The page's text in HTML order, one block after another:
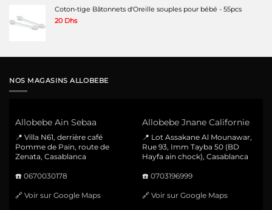
Coton-tige Bâtonnets d'Oreille souples pour bébé - 55pcs
20 Dhs
NOS MAGASINS ALLOBEBE
Allobebe Ain Sebaa
📍 Villa N61, derrière café
Pomme de Pain, route de
Zenata, Casablanca
☎️ 0670030178
🔗 Voir sur Google Maps
Allobebe Jnane Californie
📍 Lot Assakane Al Mounawar,
Rue 93, Imm Tayba 50 (BD
Hayfa ain chock), Casablanca
☎️ 0703196999
🔗 Voir sur Google Maps